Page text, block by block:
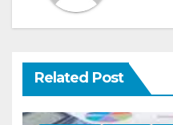
Related Post